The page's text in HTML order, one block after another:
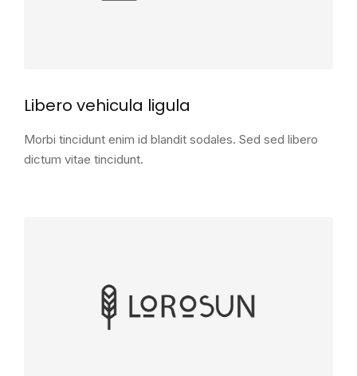
Libero vehicula ligula
Morbi tincidunt enim id blandit sodales. Sed sed libero
dictum vitae tincidunt.